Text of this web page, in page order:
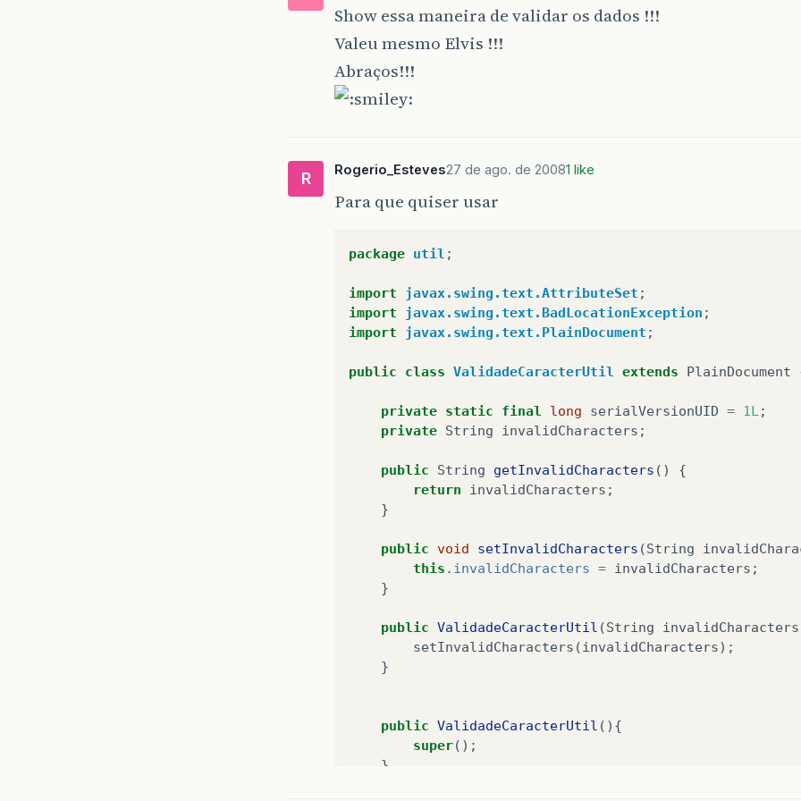
Show essa maneira de validar os dados !!!
Valeu mesmo Elvis !!!
Abraços!!!
R Rogerio_Esteves27 de ago. de 20081 like
Para que quiser usar
package util ;
import javax.swing.text.AttributeSet ;
import
javax.swing.text.BadLocationException ;
import
javax.swing.text.PlainDocument ;
public class ValidadeCaracterUtil extends PlainDocument
private static final long serialVersionUID = 1L ;
private String invalidCharacters ;
public String getInvalidCharacters ()
{
return
invalidCharacters ;
}
public void setInvalidCharacters (String
this . invalidCharacters = invalidCharacters ;
}
public ValidadeCaracterUtil (String invalidCharacters
setInvalidCharacters (invalidCharacters);
}
public ValidadeCaracterUtil (){
super();
}